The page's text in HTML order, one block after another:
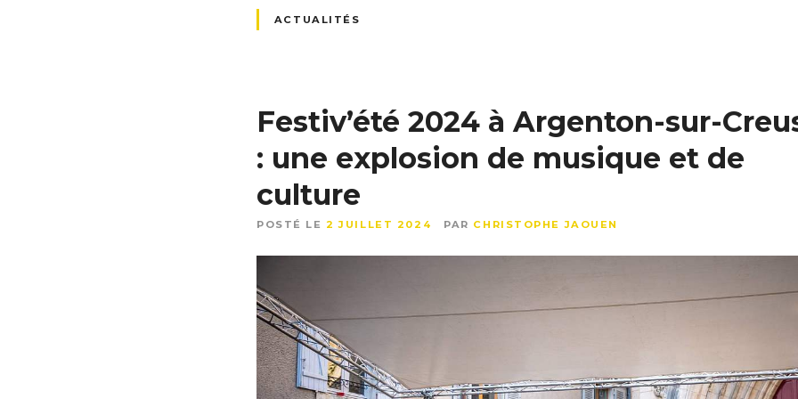
ACTUALITÉS
Festiv’été 2024 à Argenton-sur-
: une explosion de musique et de
culture
POSTÉ LE 2 JUILLET 2024 PAR CHRISTOPHE JAOUEN